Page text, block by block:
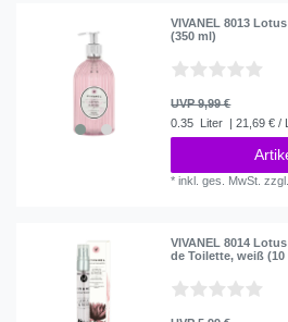
VIVANEL 8013
(350 ml)
UVP 9,99 €
0.35 Liter | 21,69 € /
*inkl. ges. MwSt.
VIVANEL 8014
de Toilette, weiß (10